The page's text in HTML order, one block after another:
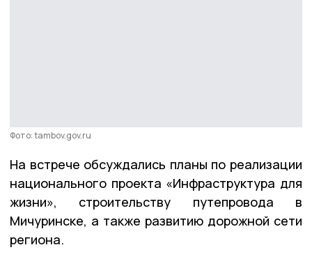
Фото: tambov.gov.ru
На встрече обсуждались планы по реализации
национального проекта «Инфраструктура для
жизни», строительству путепровода в
Мичуринске, а также развитию дорожной сети
региона.